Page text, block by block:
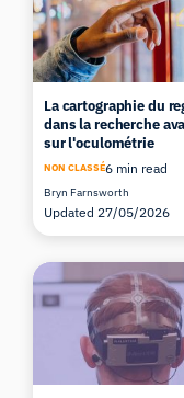
La cartographie du
dans la recherche
sur l'oculométrie
NON CLASSÉ6 min read
Bryn Farnsworth
Updated 27/05/2026